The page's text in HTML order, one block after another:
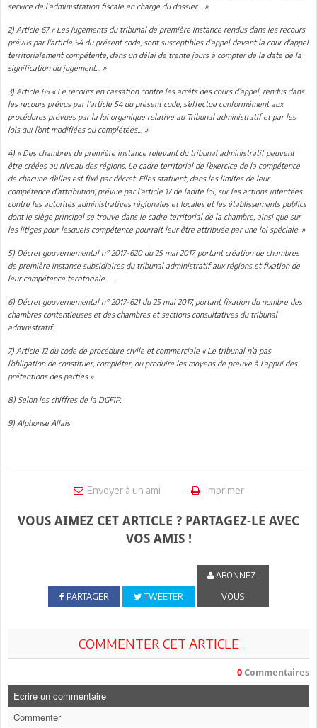
service de l’administration fiscale en charge du dossier… »
2) Article 67 « Les jugements du tribunal de première instance rendus dans les recours
prévus par l'article 54 du présent code, sont susceptibles d’appel devant la cour d'appel
territorialement compétente, dans un délai de trente jours à compter de la date de la
signification du jugement… »
3) Article 69 « Le recours en cassation contre les arrêts des cours d’appel, rendus dans
les recours prévus par l'article 54 du présent code, s’effectue conformément aux
procédures prévues par la loi organique relative au Tribunal administratif et par les
lois qui l’ont modifiées ou complétées… »
4) « Des chambres de première instance relevant du tribunal administratif peuvent
être créées au niveau des régions. Le cadre territorial de l’exercice de la compétence
de chacune d’elles est fixé par décret. Elles statuent, dans les limites de leur
compétence d’attribution, prévue par l’article 17 de ladite loi, sur les actions intentées
contre les autorités administratives régionales et locales et les établissements publics
dont le siège principal se trouve dans le cadre territorial de la chambre, ainsi que sur
les litiges pour lesquels compétence pourrait leur être attribuée par une loi spéciale. »
5) Décret gouvernemental n° 2017-620 du 25 mai 2017, portant création de chambres
de première instance subsidiaires du tribunal administratif aux régions et fixation de
leur compétence territoriale. .
6) Décret gouvernemental n° 2017-621 du 25 mai 2017, portant fixation du nombre des
chambres contentieuses et des chambres et sections consultatives du tribunal
administratif.
7) Article 12 du code de procédure civile et commerciale « Le tribunal n’a pas
l’obligation de constituer, compléter, ou produire les moyens de preuve à l’appui des
prétentions des parties »
8) Selon les chiffres de la DGFIP.
9) Alphonse Allais
Envoyer à un ami Imprimer
VOUS AIMEZ CET ARTICLE ? PARTAGEZ-LE AVEC
VOS AMIS !
PARTAGER TWEETER
ABONNEZ-
VOUS
COMMENTER CET ARTICLE
0 Commentaires
Ecrire un commentaire
Commenter